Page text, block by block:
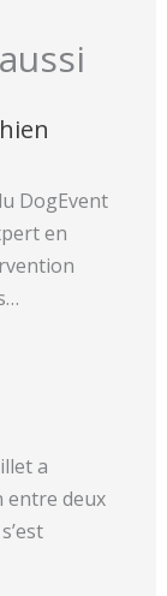
DogEvent
en
a
entre deux